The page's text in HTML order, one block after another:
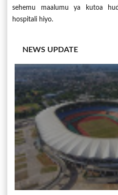
sehemu maalumu ya kutoa
hospitali hiyo.
NEWS UPDATE